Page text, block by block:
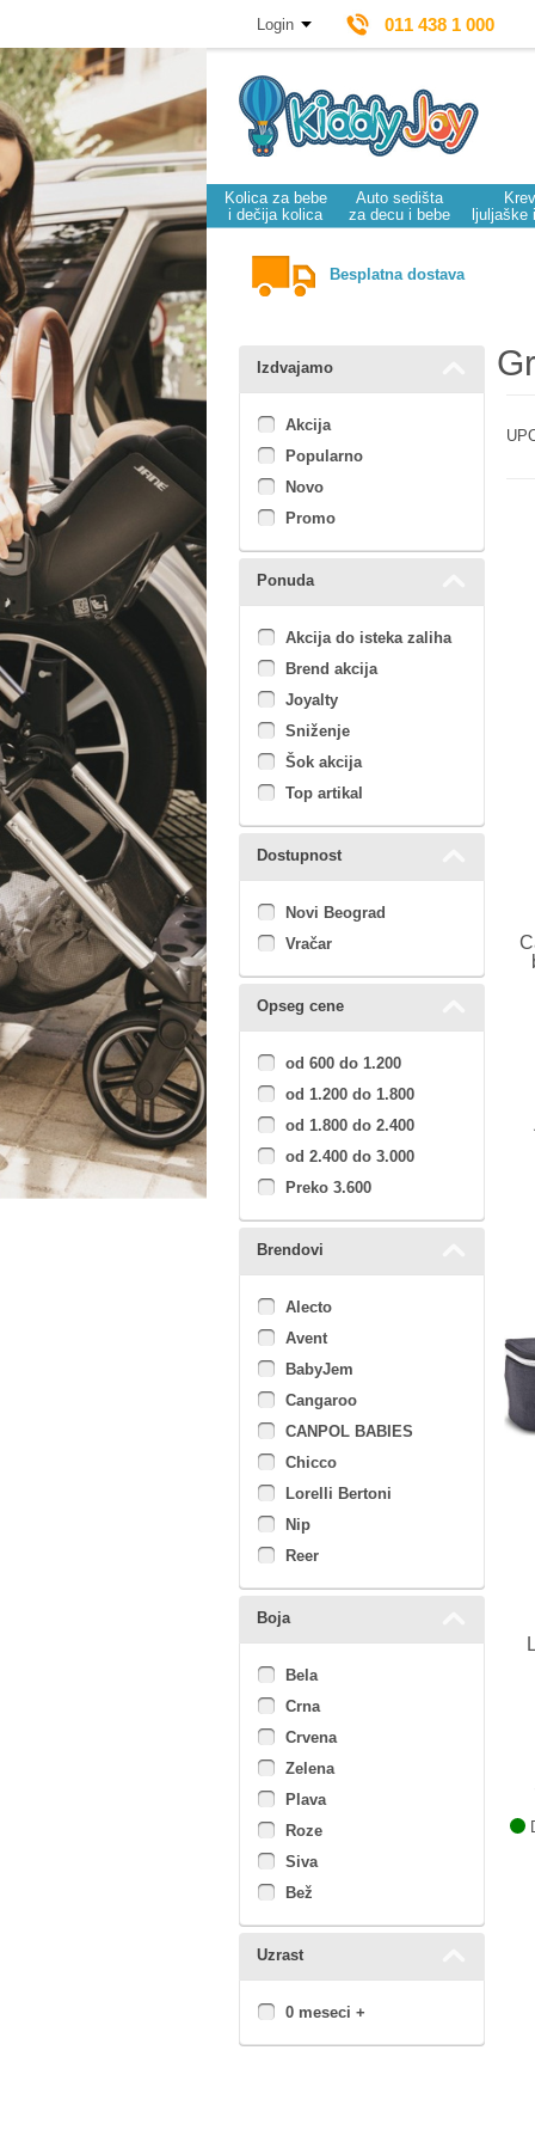
Login 011 438 1 000
Kolica za bebe
i dečija kolica
Auto sedišta
za decu i bebe
ljuljaške
Besplatna dostava
Izdvajamo
Akcija
Popularno
Novo
Promo
Ponuda
Akcija do isteka zaliha
Brend akcija
Joyalty
Sniženje
Šok akcija
Top artikal
Dostupnost
Novi Beograd
Vračar
Opseg cene
od 600 do 1.200
od 1.200 do 1.800
od 1.800 do 2.400
od 2.400 do 3.000
Preko 3.600
Brendovi
Alecto
Avent
BabyJem
Cangaroo
CANPOL BABIES
Chicco
Lorelli Bertoni
Nip
Reer
Boja
Bela
Crna
Crvena
Zelena
Plava
Roze
Siva
Bež
Uzrast
0 meseci +